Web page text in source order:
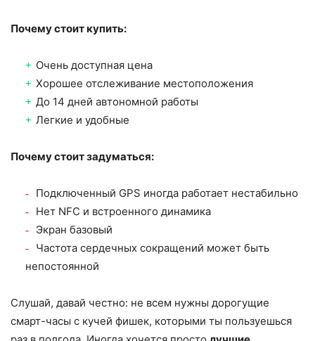
Почему стоит купить:
Очень доступная цена
Хорошее отслеживание местоположения
До 14 дней автономной работы
Легкие и удобные
Почему стоит задуматься:
Подключенный GPS иногда работает нестабильно
Нет NFC и встроенного динамика
Экран базовый
Частота сердечных сокращений может быть
непостоянной
Слушай, давай честно: не всем нужны дорогущие
смарт-часы с кучей фишек, которыми ты пользуешься